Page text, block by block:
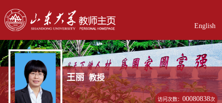
English
王丽 教授
访问次数：00080838次